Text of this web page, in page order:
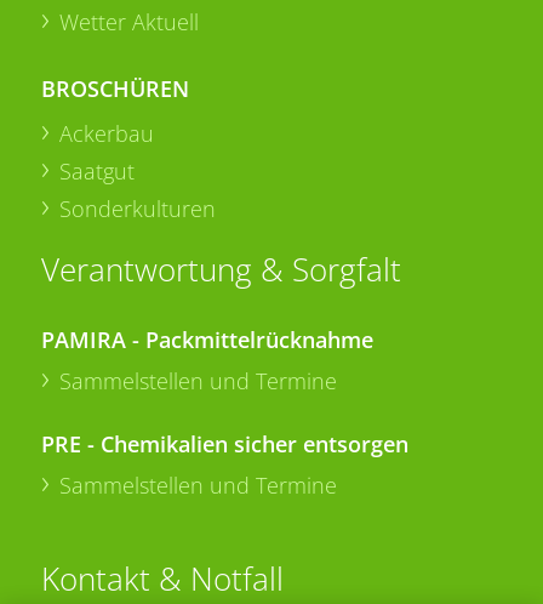
Wetter Aktuell
BROSCHÜREN
Ackerbau
Saatgut
Sonderkulturen
Verantwortung & Sorgfalt
PAMIRA - Packmittelrücknahme
Sammelstellen und Termine
PRE - Chemikalien sicher entsorgen
Sammelstellen und Termine
Kontakt & Notfall